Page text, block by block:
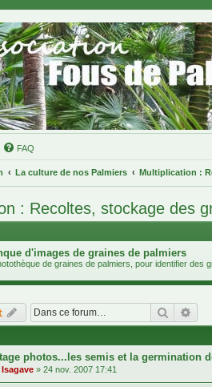
FAQ
La culture de nos Palmiers Multiplication :
: Recoltes, stockage des
d'images de graines de palmiers
de graines de palmiers, pour identifier des
photos...les semis et la germination
Isagave » 24 nov. 2007 17:41